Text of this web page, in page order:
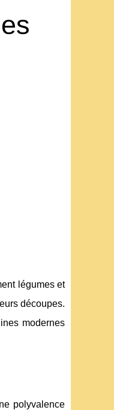
légumes et
découpes.
modernes
polyvalence